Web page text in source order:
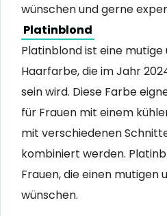
wünschen und gerne
Platinblond
Platinblond ist eine
Haarfarbe, die im Jahr
sein wird. Diese Farbe
für Frauen mit einem
mit verschiedenen
kombiniert werden.
Frauen, die einen mutigen
wünschen.